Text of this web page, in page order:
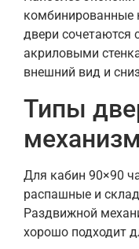
комбинированные
двери сочетаются
акриловыми
внешний вид и
Типы
Для кабин 90×90
распашные и
Раздвижной
хорошо подходит